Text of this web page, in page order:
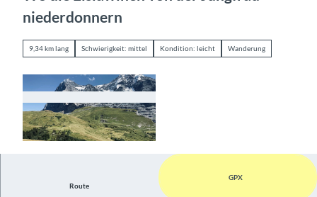
niederdonnern
9,34 km lang Schwierigkeit: mittel Kondition: leicht Wanderung
Route
GPX